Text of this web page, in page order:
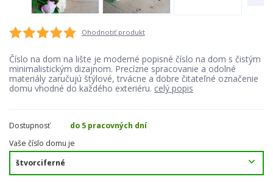
Ohodnotiť produkt
Číslo na dom na lište je moderné popisné číslo na dom s čistým
minimalistickým dizajnom. Precízne spracovanie a odolné
materiály zaručujú štýlové, trvácne a dobre čitateľné označenie
domu vhodné do každého exteriéru. celý popis
Dostupnosť
do 5 pracovných dní
Vaše číslo domu je